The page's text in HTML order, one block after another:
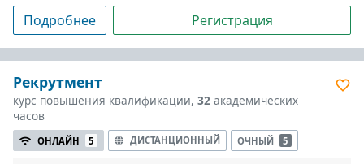
Подробнее Регистрация
Рекрутмент
курс повышения квалификации, 32 академических
часов
ОНЛАЙН 5 ДИСТАНЦИОННЫЙ ОЧНЫЙ 5